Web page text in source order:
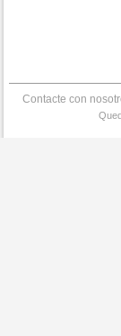
Contacte con